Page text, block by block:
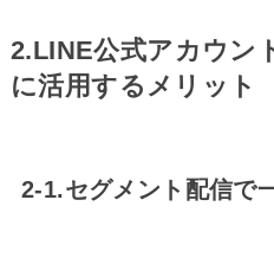
2.LINE公式アカウン
に活用するメリット
2-1.セグメント配信で